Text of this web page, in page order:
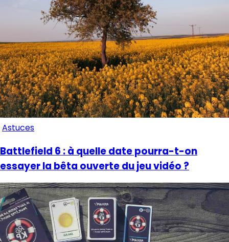
Astuces
Battlefield 6 : à quelle date pourra-t-on
essayer la bêta ouverte du jeu vidéo ?